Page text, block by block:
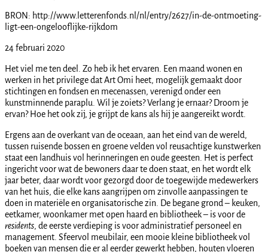
BRON: http://www.letterenfonds.nl/nl/entry/2627/in-de-ontmoeting-
ligt-een-ongelooflijke-rijkdom
24 februari 2020
Het viel me ten deel. Zo heb ik het ervaren. Een maand wonen en
werken in het privilege dat Art Omi heet, mogelijk gemaakt door
stichtingen en fondsen en mecenassen, verenigd onder een
kunstminnende paraplu. Wil je zoiets? Verlang je ernaar? Droom je
ervan? Hoe het ook zij, je grijpt de kans als hij je aangereikt wordt.
Ergens aan de overkant van de oceaan, aan het eind van de wereld,
tussen ruisende bossen en groene velden vol reusachtige kunstwerken
staat een landhuis vol herinneringen en oude geesten. Het is perfect
ingericht voor wat de bewoners daar te doen staat, en het wordt elk
jaar beter, daar wordt voor gezorgd door de toegewijde medewerkers
van het huis, die elke kans aangrijpen om zinvolle aanpassingen te
doen in materiële en organisatorische zin. De begane grond – keuken,
eetkamer, woonkamer met open haard en bibliotheek – is voor de
residents, de eerste verdieping is voor administratief personeel en
management. Sfeervol meubilair, een mooie kleine bibliotheek vol
boeken van mensen die er al eerder gewerkt hebben, houten vloeren